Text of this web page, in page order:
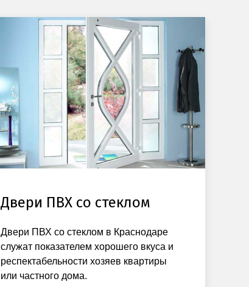
Двери ПВХ со стеклом
Двери ПВХ со стеклом в Краснодаре
служат показателем хорошего вкуса и
респектабельности хозяев квартиры
или частного дома.